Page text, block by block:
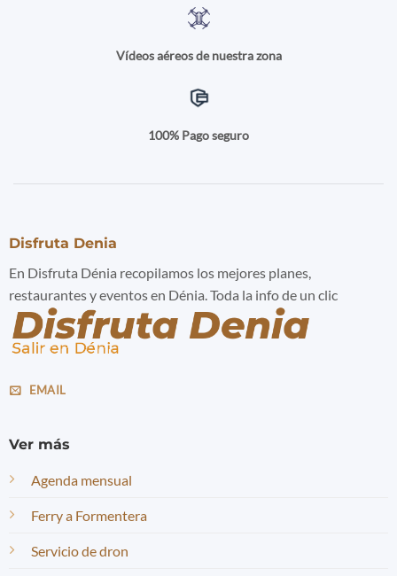
Vídeos aéreos de nuestra zona
100% Pago seguro
Disfruta Denia
En Disfruta Dénia recopilamos los mejores planes,
restaurantes y eventos en Dénia. Toda la info de un clic
EMAIL
Ver más
Agenda mensual
Ferry a Formentera
Servicio de dron